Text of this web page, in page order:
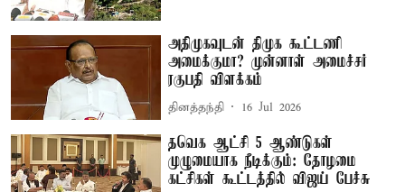
அதிமுகவுடன் திமுக கூட்டணி
அமைக்குமா? முன்னாள் அமைச்சர்
ரகுபதி விளக்கம்
தினத்தந்தி 16 Jul 2026
தவெக ஆட்சி 5 ஆண்டுகள்
முழுமையாக நீடிக்கும்: தோழமை
கட்சிகள் கூட்டத்தில் விஜய் பேச்சு